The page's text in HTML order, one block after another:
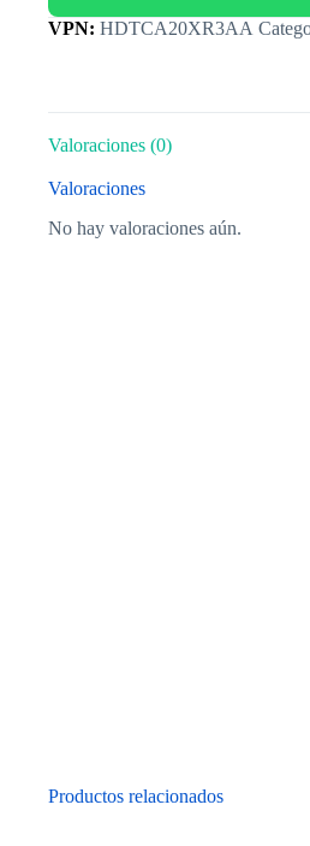
Valoraciones (0)
Valoraciones
No hay valoraciones aún.
Productos relacionados